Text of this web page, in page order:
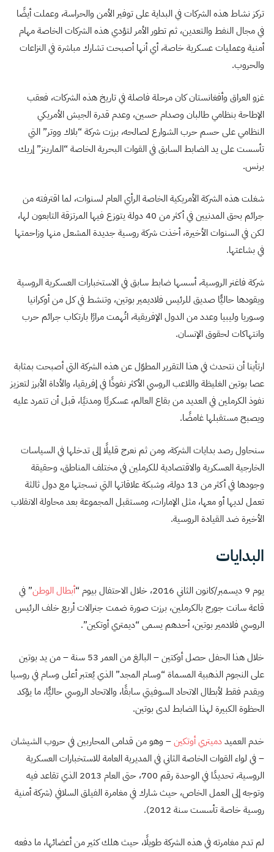
تركز نشاط هذه الشركات في البداية على توفير الأمن والحراسة، وعملت أيضًا
في مجال النفط والتعدين، ثم تطور الأمر لتؤدي هذه الشركات الخاصة مهام
أمنية وعمليات عسكرية خاصة، أي أنها أصبحت تشارك مباشرة في النزاعات
والحروب.
غزو العراق وأفغانستان كان مرحلة فاصلة في تاريخ هذه الشركات، فعقب
الإطاحة بنظامي طالبان وصدام حسين، وعدم قدرة الجيش الأمريكي
النظامي على حسم حرب الشوارع لصالحه، برزت شركة “بلاك ووتر” التي
تأسست على يد الضابط السابق في القوات البحرية الخاصة “المارينز” إريك
برنس.
شغلت هذه الشركة الأمريكية الخاصة الرأي العام لسنوات، لما اقترفته من
جرائم بحق المدنيين في أكثر من 40 دولة يتوزع فيها المرتزقة التابعون لها،
لكن في السنوات الأخيرة، أخذت شركة روسية جديدة المشعل منها وزاحمتها
في بشاعتها.
شركة فاغنر الروسية، أسسها ضابط سابق في الاستخبارات العسكرية الروسية
ويقودها حاليًّا صديق للرئيس فلاديمير بوتين، وتنشط في كل من أوكرانيا
وسوريا وليبيا وعدد من الدول الإفريقية، اتُهمت مرارًا بارتكاب جرائم حرب
وانتهاكات لحقوق الإنسان.
ارتأينا أن نتحدث في هذا التقرير المطوّل عن هذه الشركة التي أصبحت بمثابة
عصا بوتين الغليظة واللاعب الروسي الأكثر نفوذًا في إفريقيا، والأداة الأبرز لتعزيز
نفوذ الكرملين في العديد من بقاع العالم، عسكريًا ومدنيًا، قبل أن تتمرد عليه
ويصبح مستقبلها غامضًا.
سنحاول رصد بدايات الشركة، ومن ثم نعرج قليلًا إلى تدخلها في السياسات
الخارجية العسكرية والاقتصادية للكرملين في مختلف المناطق، وحقيقة
وجودها في أكثر من 13 دولة، وشبكة علاقاتها التي نسجتها مع دول ثالثة
تعمل لديها أو معها، مثل الإمارات، ومستقبل المجموعة بعد محاولة الانقلاب
الأخيرة ضد القيادة الروسية.
البدايات
يوم 9 ديسمبر/كانون الثاني 2016، خلال الاحتفال بيوم “ أبطال الوطن” في
قاعة سانت جورج بالكرملين، برزت صورة ضمت جنرالات أربع خلف الرئيس
الروسي فلادمير بوتين، أحدهم يسمى “ديمتري أوتكين”.
خلال هذا الحفل حصل أوكتين – البالغ من العمر 53 سنة – من يد بوتين
على النجوم الذهبية المسماة “وسام المجد” الذي يُعتبر أعلى وسام في روسيا
ويقدم فقط لأبطال الاتحاد السوفيتي سابقًا، والاتحاد الروسي حاليًّا، ما يؤكد
الحظوة الكبيرة لهذا الضابط لدى بوتين.
خدم العميددميتري أوتكين– وهو من قدامى المحاربين في حروب الشيشان
– في لواء القوات الخاصة الثاني في المديرية العامة للاستخبارات العسكرية
الروسية، تحديدًا في الوحدة رقم 700، حتى العام 2013 الذي تقاعد فيه
وتوجه إلى العمل الخاص، حيث شارك في مغامرة الفيلق السلافي (شركة أمنية
روسية خاصة تأسست سنة 2012).
لم تدم مغامرته في هذه الشركة طويلًا، حيث هلك كثير من أعضائها، ما دفعه